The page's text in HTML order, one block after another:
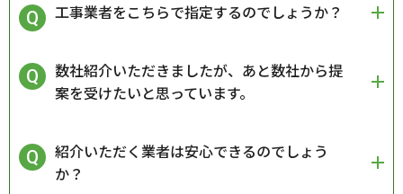
工事業者をこちらで指定するのでしょうか？
数社紹介いただきましたが、あと数社から提
案を受けたいと思っています。
紹介いただく業者は安心できるのでしょう
か？